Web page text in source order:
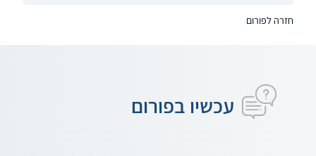
חזרה לפורום
עכשיו בפורום